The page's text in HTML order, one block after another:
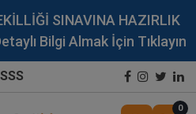
SINAVINA HAZIRLIK
Bilgi Almak İçin Tıklayın
SSS
0